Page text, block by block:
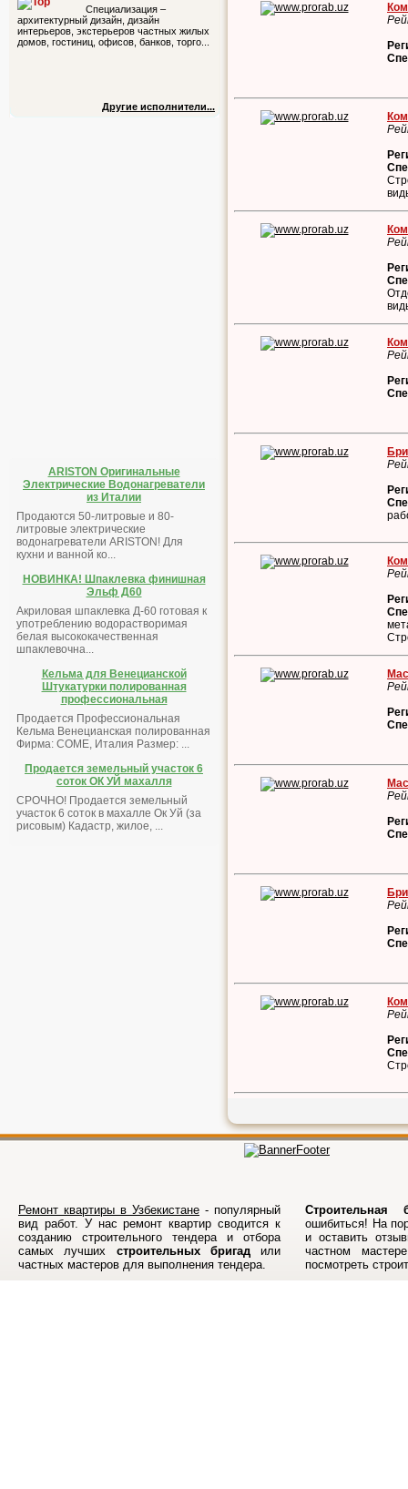
Специализация –
архитектурный дизайн, дизайн
интерьеров, экстерьеров частных жилых
домов, гостиниц, офисов, банков, торго...
Другие исполнители...
ARISTON Оригинальные
Электрические Водонагреватели
из Италии
Продаются 50-литровые и 80-
литровые электрические
водонагреватели ARISTON! Для
кухни и ванной ко...
НОВИНКА! Шпаклевка финишная
Эльф Д60
Акриловая шпаклевка Д-60 готовая к
употреблению водорастворимая
белая высококачественная
шпаклевочна...
Кельма для Венецианской
Штукатурки полированная
профессиональная
Продается Профессиональная
Кельма Венецианская полированная
Фирма: COME, Италия Размер: ...
Продается земельный участок 6
соток ОК УЙ махалля
СРОЧНО! Продается земельный
участок 6 соток в махалле Ок Уй (за
рисовым) Кадастр, жилое, ...
Ремонт квартиры в Узбекистане - популярный
вид работ. У нас ремонт квартир сводится к
созданию строительного тендера и отбора
самых лучших строительных бригадили
частных мастеров для выполнения тендера.
Строительная
ошибиться! На
и оставить
частном
посмотреть